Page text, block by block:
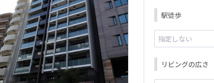
駅徒歩
リビングの広さ